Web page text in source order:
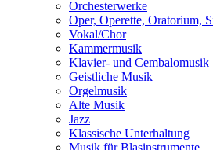
Orchesterwerke
Oper, Operette, Oratorium,
Vokal/Chor
Kammermusik
Klavier- und Cembalomusik
Geistliche Musik
Orgelmusik
Alte Musik
Jazz
Klassische Unterhaltung
Musik für Blasinstrumente